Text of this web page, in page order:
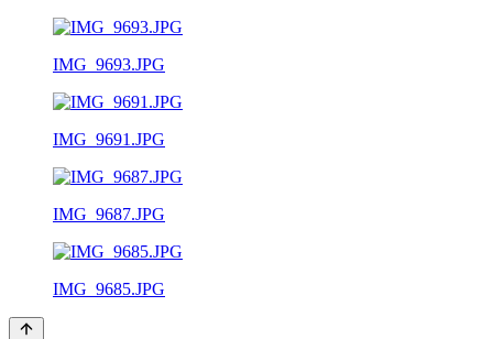
IMG_9693.JPG
IMG_9691.JPG
IMG_9687.JPG
IMG_9685.JPG